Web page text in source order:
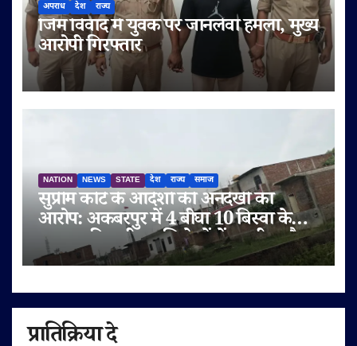
अपराध देश राज्य
जिम विवाद में युवक पर जानलेवा हमला, मुख्य
आरोपी गिरफ्तार
NATION NEWS STATE देश राज्य समाज
सुप्रीम कोर्ट के आदेशों की अनदेखी का
आरोप: अकबरपुर में 4 बीघा 10 बिस्वा के
तालाब की जमीन अभिलेखों में बदली, अवैध
प्लॉटिंग का भी दावा
प्रातिक्रिया दे